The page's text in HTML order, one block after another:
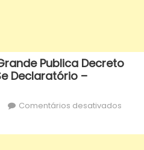
Publica Decreto
Declaratório –
AuthorComentários desativadosem
de